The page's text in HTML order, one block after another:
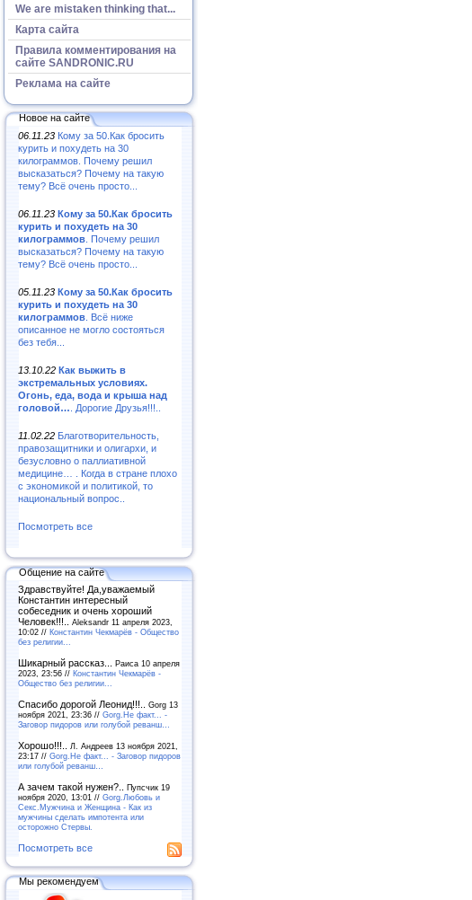
We are mistaken thinking that...
Карта сайта
Правила комментирования на
сайте SANDRONIC.RU
Реклама на сайте
Новое на сайте
06.11.23 Кому за 50.Как бросить
курить и похудеть на 30
килограммов. Почему решил
высказаться? Почему на такую
тему? Всё очень просто...
06.11.23 Кому за 50.Как бросить
курить и похудеть на 30
килограммов . Почему решил
высказаться? Почему на такую
тему? Всё очень просто...
05.11.23 Кому за 50.Как бросить
курить и похудеть на 30
килограммов . Всё ниже
описанное не могло состояться
без тебя...
13.10.22 Как выжить в
экстремальных условиях.
Огонь, еда, вода и крыша над
головой… . Дорогие Друзья!!!..
11.02.22 Благотворительность,
правозащитники и олигархи, и
безусловно о паллиативной
медицине… . Когда в стране плохо
с экономикой и политикой, то
национальный вопрос..
Посмотреть все
Общение на сайте
Здравствуйте! Да,уважаемый
Константин интересный
собеседник и очень хороший
Человек!!!.. Aleksandr 11 апреля 2023,
10:02 // Константин Чекмарёв - Общество
без религии...
Шикарный рассказ... Раиса 10 апреля
2023, 23:56 // Константин Чекмарёв -
Общество без религии...
Спасибо дорогой Леонид!!!.. Gorg 13
ноября 2021, 23:36 // Gorg.Не факт... -
Заговор пидоров или голубой реванш…
Хорошо!!!..
Л. Андреев 13 ноября 2021,
23:17 // Gorg.Не факт... - Заговор пидоров
или голубой реванш…
А зачем такой нужен?.. Пупсчик 19
ноября 2020, 13:01 // Gorg.Любовь и
Секс.Мужчина и Женщина - Как из
мужчины сделать импотента или
осторожно Стервы.
Посмотреть все
Мы рекомендуем